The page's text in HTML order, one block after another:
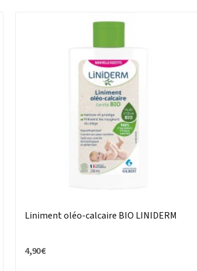
Liniment oléo-calcaire BIO LINIDERM
4,90 €